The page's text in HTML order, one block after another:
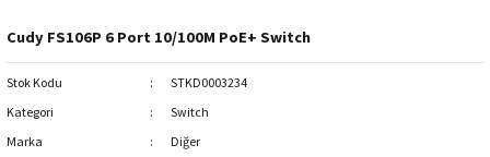
Cudy FS106P 6 Port 10/100M PoE+ Switch
Stok Kodu
STKD0003234
Kategori
Switch
Marka
Diğer